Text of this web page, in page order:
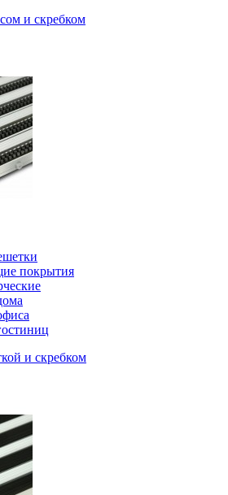
и скребком
покрытия
и скребком